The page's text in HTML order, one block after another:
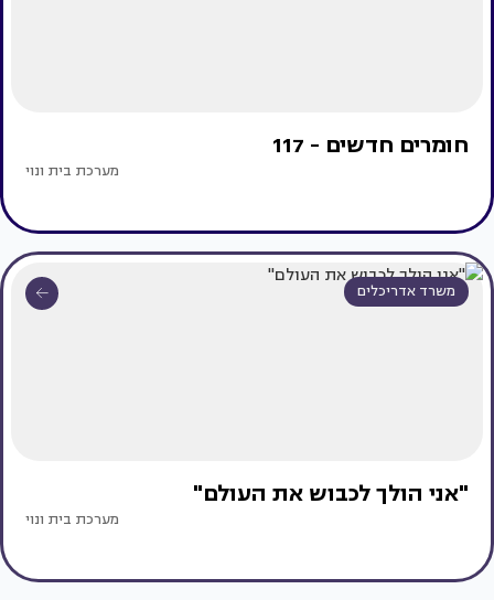
חומרים חדשים - 117
מערכת בית ונוי
משרד אדריכלים
"אני הולך לכבוש את העולם"
מערכת בית ונוי